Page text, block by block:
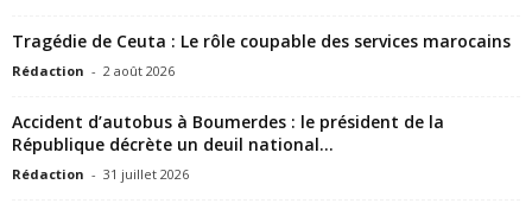
Tragédie de Ceuta : Le rôle coupable des services marocains
Rédaction - 2 août 2026
Accident d’autobus à Boumerdes : le président de la
République décrète un deuil national...
Rédaction - 31 juillet 2026